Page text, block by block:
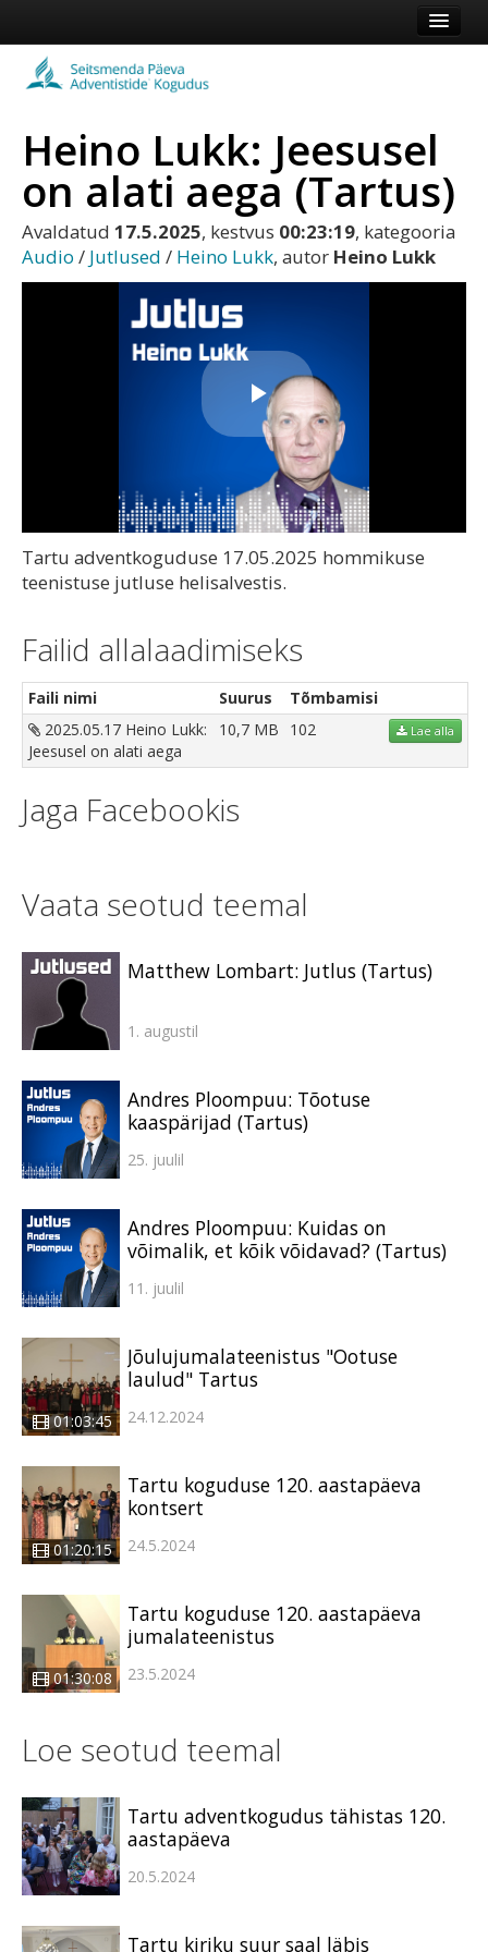
Koduleht
Vaata veel
Logi sisse või registreeru
Heino Lukk: Jeesusel
on alati aega (Tartus)
Avaldatud 17.5.2025, kestvus 00:23:19, kategooria
Audio / Jutlused / Heino Lukk, autor Heino Lukk
Play
Video
Tartu adventkoguduse 17.05.2025 hommikuse
teenistuse jutluse helisalvestis.
Failid allalaadimiseks
Faili nimi Suurus
Tõmbamisi
2025.05.17 Heino Lukk:
Jeesusel on alati aega
10,7 MB 102 Lae alla
Jaga Facebookis
Vaata seotud teemal
Matthew Lombart: Jutlus (Tartus)
1. augustil
Andres Ploompuu: Tõotuse
kaaspärijad (Tartus)
25. juulil
Andres Ploompuu: Kuidas on
võimalik, et kõik võidavad? (Tartus)
11. juulil
01:03:45
Jõulujumalateenistus "Ootuse
laulud" Tartus
24.12.2024
01:20:15
Tartu koguduse 120. aastapäeva
kontsert
24.5.2024
01:30:08
Tartu koguduse 120. aastapäeva
jumalateenistus
23.5.2024
Loe seotud teemal
Tartu adventkogudus tähistas 120.
aastapäeva
20.5.2024
Tartu kiriku suur saal läbis